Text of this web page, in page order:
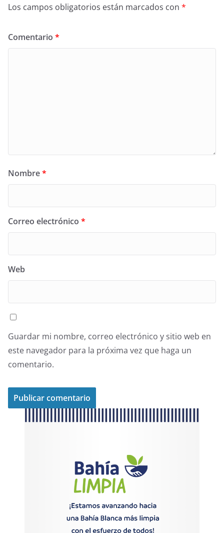
Los campos obligatorios están marcados con *
Comentario *
Nombre*
Correo electrónico *
Web
Guardar mi nombre, correo electrónico y sitio web en
este navegador para la próxima vez que haga un
comentario.